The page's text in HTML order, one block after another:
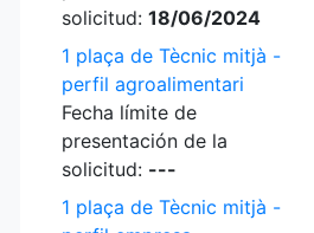
solicitud: 18/06/2024
1 plaça de Tècnic mitjà -
perfil agroalimentari
Fecha límite de
presentación de la
solicitud: ---
1 plaça de Tècnic mitjà -